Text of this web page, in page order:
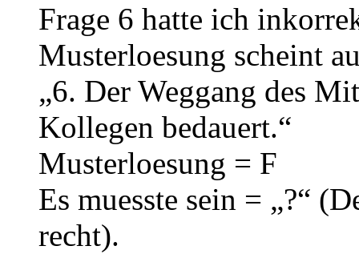
Frage 6 hatte ich
Musterloesung scheint
„6. Der Weggang des
Kollegen bedauert.“
Musterloesung = F
Es muesste sein = „?“
recht).